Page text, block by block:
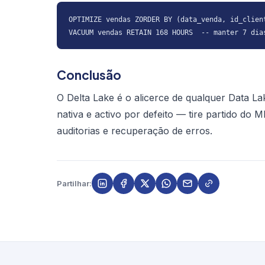
OPTIMIZE vendas ZORDER BY (data_venda,
VACUUM vendas RETAIN 168 HOURS  -- manter 7
Conclusão
O Delta Lake é o alicerce de qualquer Data
nativa e activo por defeito — tire partido do
auditorias e recuperação de erros.
Partilhar: